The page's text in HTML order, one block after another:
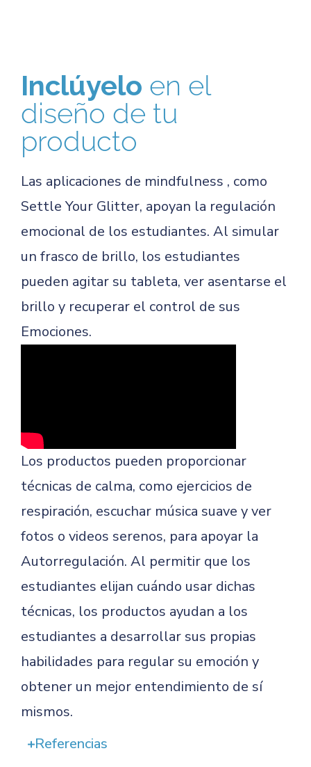
Inclúyelo en el
diseño de tu
producto
Las aplicaciones de mindfulness , como
Settle Your Glitter, apoyan la regulación
emocional de los estudiantes. Al simular
un frasco de brillo, los estudiantes
pueden agitar su tableta, ver asentarse el
brillo y recuperar el control de sus
Emociones.
Los productos pueden proporcionar
técnicas de calma, como ejercicios de
respiración, escuchar música suave y ver
fotos o videos serenos, para apoyar la
Autorregulación. Al permitir que los
estudiantes elijan cuándo usar dichas
técnicas, los productos ayudan a los
estudiantes a desarrollar sus propias
habilidades para regular su emoción y
obtener un mejor entendimiento de sí
mismos.
Referencias